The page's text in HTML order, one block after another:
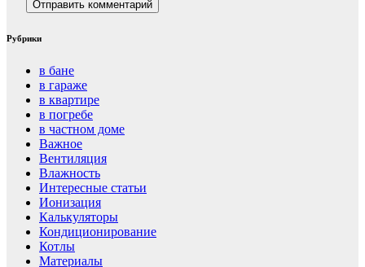
Рубрики
в бане
в гараже
в квартире
в погребе
в частном доме
Важное
Вентиляция
Влажность
Интересные статьи
Ионизация
Калькуляторы
Кондиционирование
Котлы
Материалы